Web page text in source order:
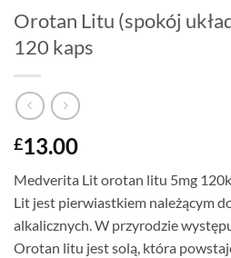
Orotan Litu (spokój
120 kaps
£13.00
Medverita Lit orotan litu 5mg
Lit jest pierwiastkiem należącym
alkalicznych. W przyrodzie
Orotan litu jest solą, która